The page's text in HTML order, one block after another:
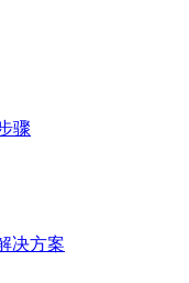
骤
决方案